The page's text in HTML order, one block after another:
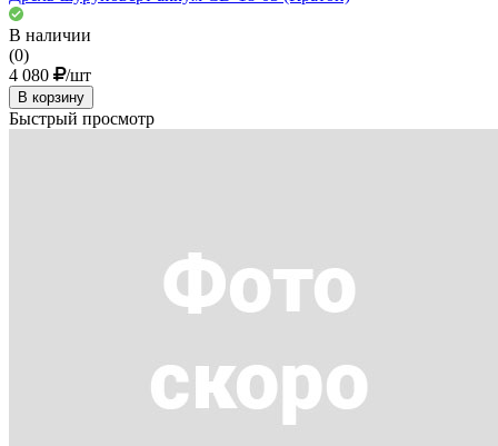
В наличии
(0)
4 080
/шт
В корзину
Быстрый просмотр